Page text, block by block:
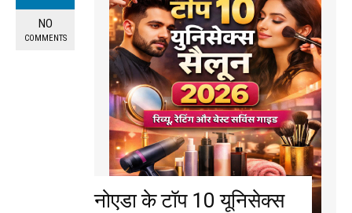
NO
COMMENTS
नोएडा के टॉप 10 यूनिसेक्स